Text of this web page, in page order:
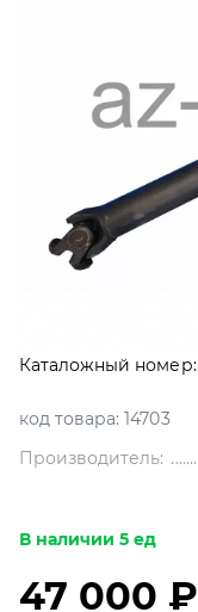
Каталожный номер:
код товара: 14703
Производитель:
В наличии 5 ед
47 000 ₽